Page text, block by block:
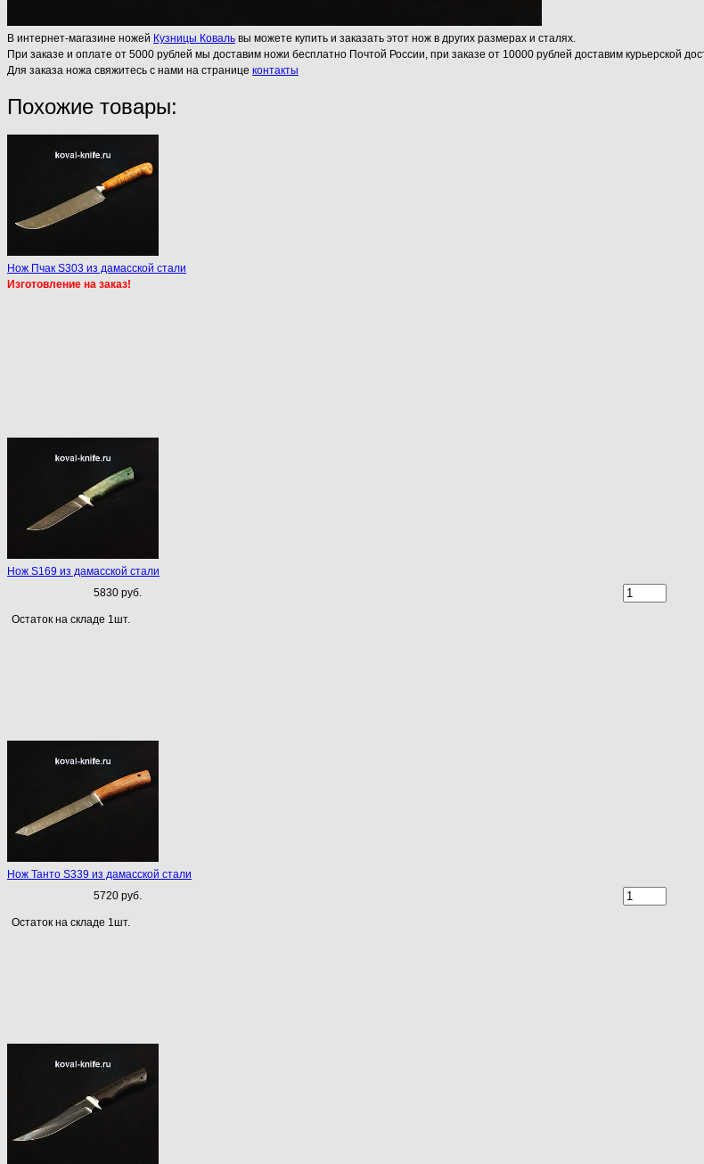
В интернет-магазине ножей Кузницы Коваль вы можете купить и заказать этот нож в других размерах и сталях.
При заказе и оплате от 5000 рублей мы доставим ножи бесплатно Почтой России, при заказе от 10000 рублей доставим курьерской
Для заказа ножа свяжитесь с нами на странице контакты
Похожие товары:
Нож Пчак S303 из дамасской стали
Изготовление на заказ!
Нож S169 из дамасской стали
5830 руб.
Остаток на складе 1шт.
Нож Танто S339 из дамасской стали
5720 руб.
Остаток на складе 1шт.